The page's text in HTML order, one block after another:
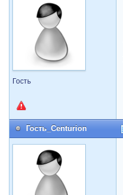
Гость
Гость_Centurion